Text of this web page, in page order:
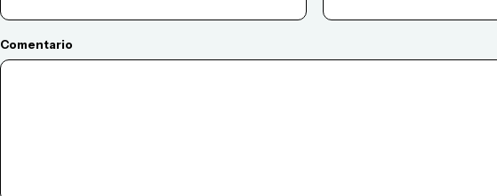
Comentario